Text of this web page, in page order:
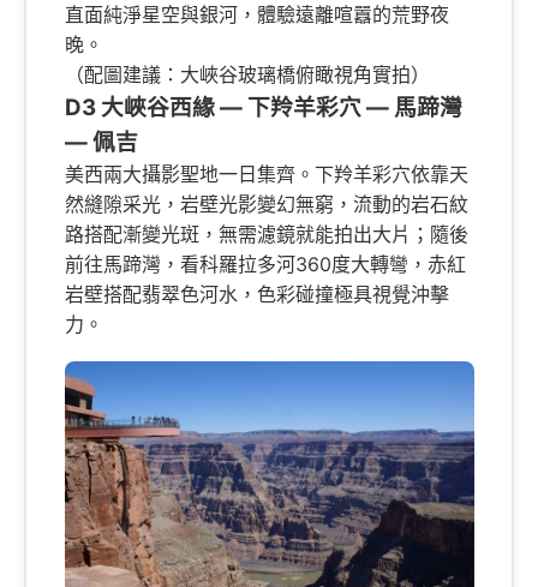
直面純淨星空與銀河，體驗遠離喧囂的荒野夜
晚。
（配圖建議：大峽谷玻璃橋俯瞰視角實拍）
D3 大峽谷西緣 — 下羚羊彩穴 — 馬蹄灣
— 佩吉
美西兩大攝影聖地一日集齊。下羚羊彩穴依靠天
然縫隙采光，岩壁光影變幻無窮，流動的岩石紋
路搭配漸變光斑，無需濾鏡就能拍出大片；隨後
前往馬蹄灣，看科羅拉多河360度大轉彎，赤紅
岩壁搭配翡翠色河水，色彩碰撞極具視覺沖擊
力。